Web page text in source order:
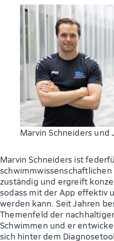
Marvin Schneiders und
Marvin Schneiders ist
zuständig und ergreift
sodass mit der App effektiv
werden kann. Seit Jahren
Themenfeld der
Schwimmen und er
sich hinter dem